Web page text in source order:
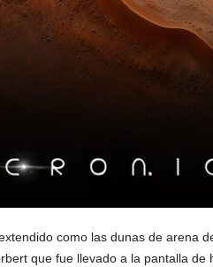
como las dunas de arena
que fue llevado a la pantalla de